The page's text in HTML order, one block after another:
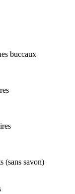
buccaux
(sans savon)